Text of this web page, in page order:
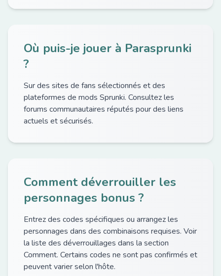
Où puis-je jouer à Parasprunki
?
Sur des sites de fans sélectionnés et des
plateformes de mods Sprunki. Consultez les
forums communautaires réputés pour des liens
actuels et sécurisés.
Comment déverrouiller les
personnages bonus ?
Entrez des codes spécifiques ou arrangez les
personnages dans des combinaisons requises. Voir
la liste des déverrouillages dans la section
Comment. Certains codes ne sont pas confirmés et
peuvent varier selon l'hôte.